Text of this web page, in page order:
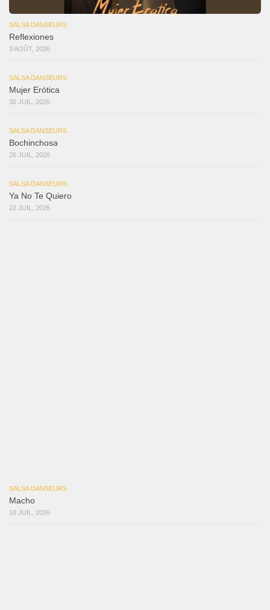
SALSA DANSEURS
Reflexiones
3 AOÛT, 2026
SALSA DANSEURS
Mujer Erótica
30 JUIL, 2026
SALSA DANSEURS
Bochinchosa
26 JUIL, 2026
SALSA DANSEURS
Ya No Te Quiero
22 JUIL, 2026